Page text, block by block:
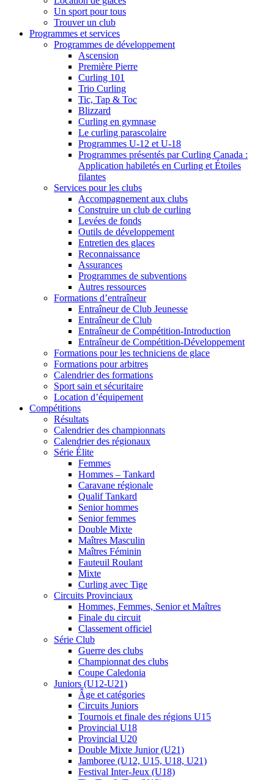
Un sport pour tous
Trouver un club
Programmes et services
Programmes de développement
Ascension
Première Pierre
Curling 101
Trio Curling
Tic, Tap & Toc
Blizzard
Curling en gymnase
Le curling parascolaire
Programmes U-12 et U-18
Programmes présentés par Curling Canada :
Application habiletés en Curling et Étoiles
filantes
Services pour les clubs
Accompagnement aux clubs
Construire un club de curling
Levées de fonds
Outils de développement
Entretien des glaces
Reconnaissance
Assurances
Programmes de subventions
Autres ressources
Formations d’entraîneur
Entraîneur de Club Jeunesse
Entraîneur de Club
Entraîneur de Compétition-Introduction
Entraîneur de Compétition-Développement
Formations pour les techniciens de glace
Formations pour arbitres
Calendrier des formations
Sport sain et sécuritaire
Location d’équipement
Compétitions
Résultats
Calendrier des championnats
Calendrier des régionaux
Série Élite
Femmes
Hommes – Tankard
Caravane régionale
Qualif Tankard
Senior hommes
Senior femmes
Double Mixte
Maîtres Masculin
Maîtres Féminin
Fauteuil Roulant
Mixte
Curling avec Tige
Circuits Provinciaux
Hommes, Femmes, Senior et Maîtres
Finale du circuit
Classement officiel
Série Club
Guerre des clubs
Championnat des clubs
Coupe Caledonia
Juniors (U12-U21)
Âge et catégories
Circuits Juniors
Tournois et finale des régions U15
Provincial U18
Provincial U20
Double Mixte Junior (U21)
Jamboree (U12, U15, U18, U21)
Festival Inter-Jeux (U18)